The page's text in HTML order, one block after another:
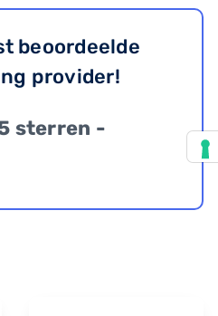
beoordeelde
provider!
sterren -